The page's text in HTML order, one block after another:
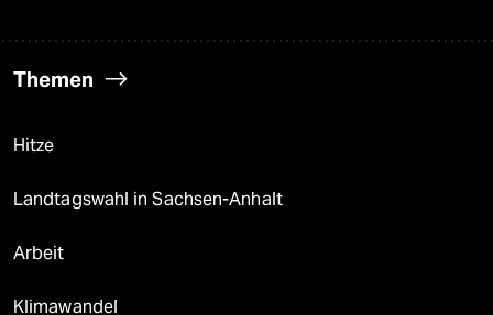
Themen
Hitze
Landtagswahl in Sachsen-Anhalt
Arbeit
Klimawandel